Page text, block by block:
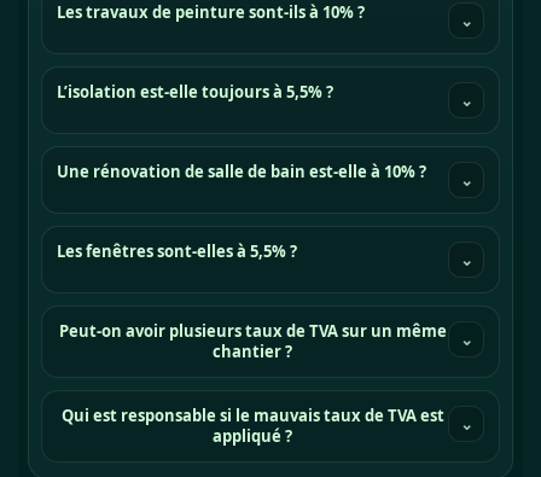
Les travaux de peinture sont-ils à 10% ? ⌄
L’isolation est-elle toujours à 5,5% ? ⌄
Une rénovation de salle de bain est-elle à 10% ? ⌄
Les fenêtres sont-elles à 5,5% ? ⌄
Peut-on avoir plusieurs taux de TVA sur un même
chantier ?
⌄
Qui est responsable si le mauvais taux de TVA est
appliqué ?
⌄